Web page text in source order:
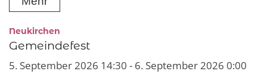
Neukirchen
Gemeindefest
5. September 2026 14:30 - 6. September 2026 0:00